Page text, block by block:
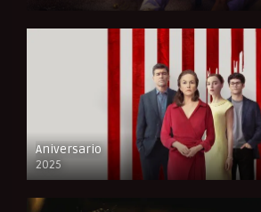
FULL HD
Aniversario
2025
FULL HD